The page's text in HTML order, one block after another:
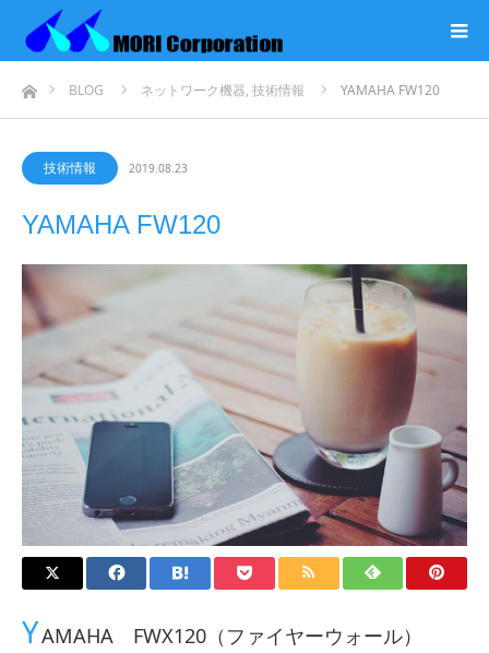
ホームBLOG ネットワーク機器, 技術情報 YAMAHA FW120
技術情報 2019.08.23
YAMAHA FW120
YAMAHA FWX120（ファイヤーウォール）